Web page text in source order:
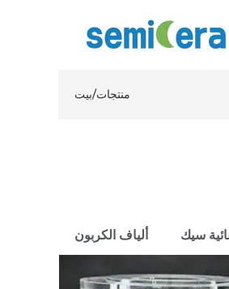
بيت/منتجات
ألياف الكربون سيك